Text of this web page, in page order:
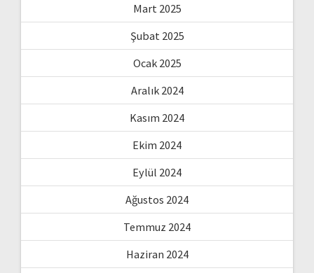
Mart 2025
Şubat 2025
Ocak 2025
Aralık 2024
Kasım 2024
Ekim 2024
Eylül 2024
Ağustos 2024
Temmuz 2024
Haziran 2024